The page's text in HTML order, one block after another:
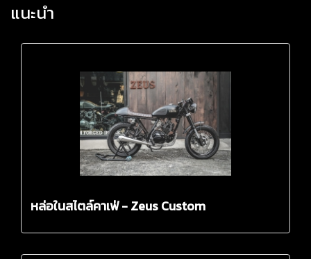
แนะนำ
หล่อในสไตล์คาเฟ่ - Zeus Custom